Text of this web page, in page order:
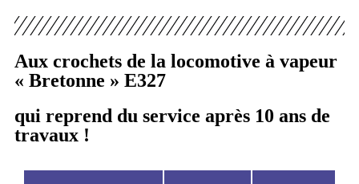
Aux crochets de la locomotive à vapeur
« Bretonne » E327
qui reprend du service après 10 ans de
travaux !